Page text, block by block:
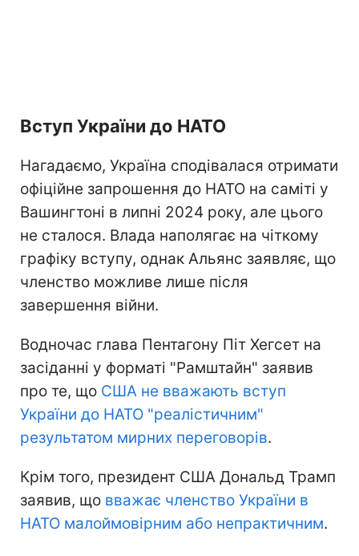
Вступ України до НАТО
Нагадаємо, Україна сподівалася отримати
офіційне запрошення до НАТО на саміті у
Вашингтоні в липні 2024 року, але цього
не сталося. Влада наполягає на чіткому
графіку вступу, однак Альянс заявляє, що
членство можливе лише після
завершення війни.
Водночас глава Пентагону Піт Хегсет на
засіданні у форматі "Рамштайн" заявив
про те, що США не вважають вступ
України до НАТО "реалістичним"
результатом мирних переговорів.
Крім того, президент США Дональд Трамп
заявив, що вважає членство України в
НАТО малоймовірним або непрактичним.